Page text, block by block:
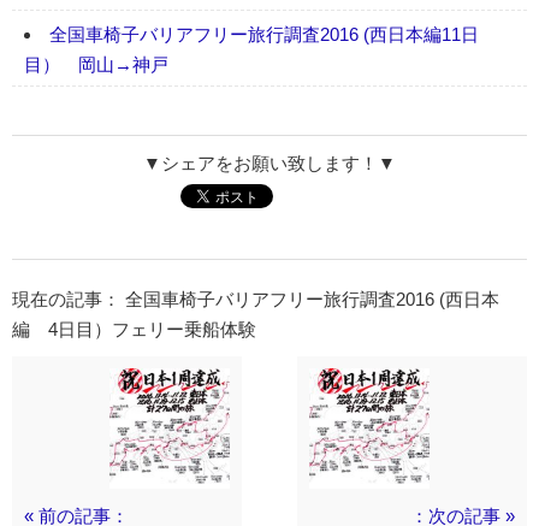
全国車椅子バリアフリー旅行調査2016 (西日本編11日
目） 岡山→神戸
▼シェアをお願い致します！▼
現在の記事： 全国車椅子バリアフリー旅行調査2016 (西日本
編 4日目）フェリー乗船体験
« 前の記事： ：次の記事 »